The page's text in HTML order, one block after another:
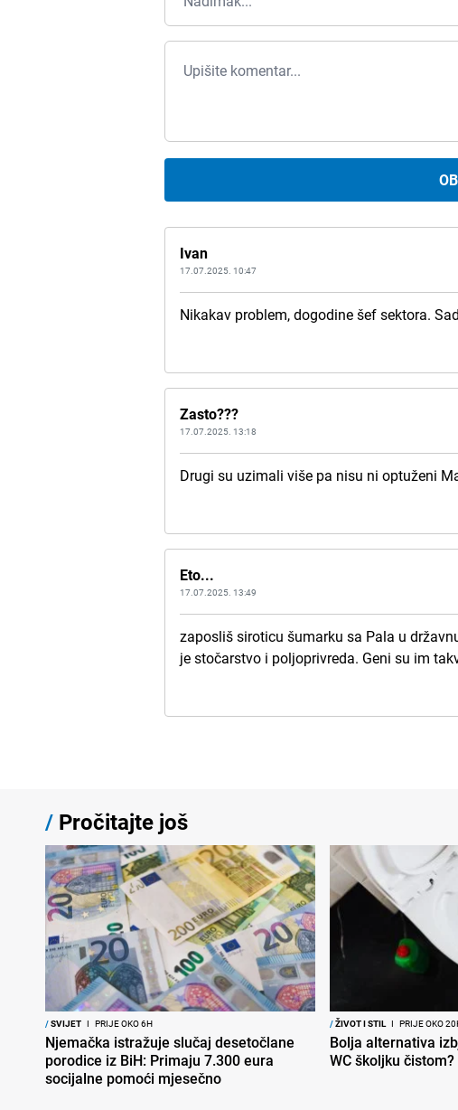
Ivan
17.07.2025. 10:47
Nikakav problem, dogodine šef sektora.
Zasto???
17.07.2025. 13:18
Drugi su uzimali više pa nisu ni optuženi
Eto...
17.07.2025. 13:49
zaposliš siroticu šumarku sa Pala u
je stočarstvo i poljoprivreda. Geni su im
/ Pročitajte još
/SVIJET I PRIJE OKO 6H
Njemačka istražuje slučaj desetočlane
porodice iz BiH: Primaju 7.300 eura
socijalne pomoći mjesečno
/ŽIVOT I STIL I PRIJE OKO
Bolja alternativa
WC školjku čistom?